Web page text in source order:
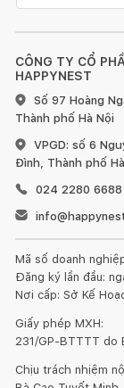
CÔNG TY CỔ
HAPPYNEST
Số 97 Hoàng
Thành phố Hà Nội
VPGD: số 6
Đình, Thành phố
024 2280 6688
Mã số doanh
Đăng ký lần đầu:
Nơi cấp: Sở Kế
Giấy phép MXH:
231/GP-BTTTT do
Chịu trách nhiệm